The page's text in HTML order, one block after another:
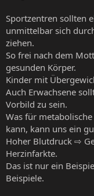
Sportzentren sollten
unmittelbar sich
ziehen.
So frei nach dem
gesunden Körper.
Kinder mit
Auch Erwachsene
Vorbild zu sein.
Was für
kann, kann uns ein
Hoher Blutdruck ⇨
Herzinfarkte.
Das ist nur ein
Beispiele.